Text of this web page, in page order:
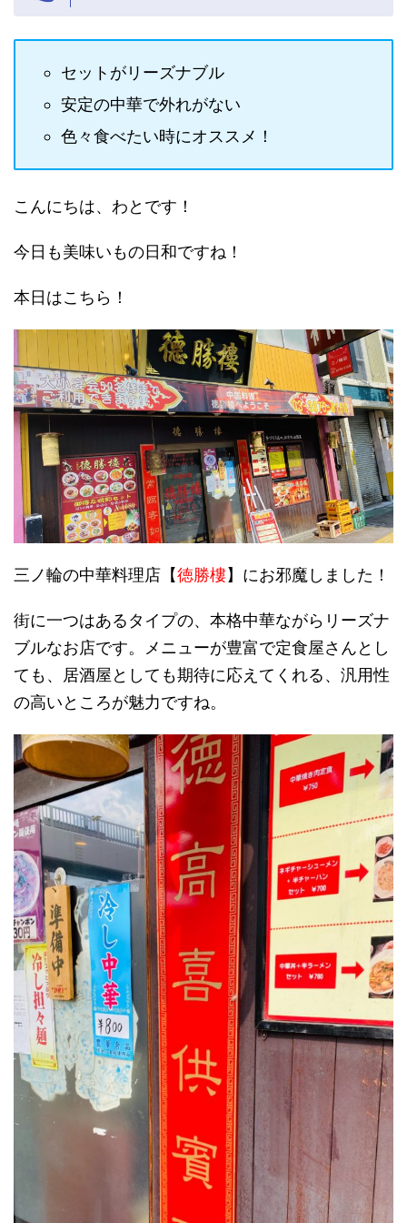
セットがリーズナブル
安定の中華で外れがない
色々食べたい時にオススメ！
こんにちは、わとです！
今日も美味いもの日和ですね！
本日はこちら！
三ノ輪の中華料理店【徳勝樓】にお邪魔しました！
街に一つはあるタイプの、本格中華ながらリーズナ
ブルなお店です。メニューが豊富で定食屋さんとし
ても、居酒屋としても期待に応えてくれる、汎用性
の高いところが魅力ですね。